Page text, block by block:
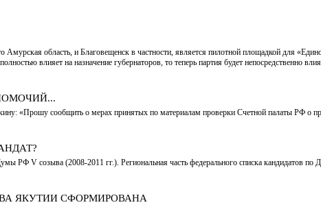
область, и Благовещенск в частности, является пилотной площадкой для
влияет на назначение губернаторов, то теперь партия будет непосредственно
«Прошу сообщить о мерах принятых по материалам проверки Счетной палаты РФ о
РФ V созыва (2008-2011 гг.). Региональная часть федерального списка кандидатов по
ЯКУТИИ СФОРМИРОВАНА